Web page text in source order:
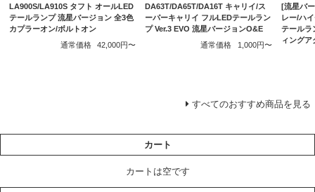
LA900S/LA910S タフト オールLED
テールランプ 流星バージョン 全3色
カプラーオン/ボルトオン
通常価格
42,000円〜
DA63T/DA65T/DA16T キャリイ/ス
ーパーキャリイ フルLEDテールラン
プ Ver.3 EVO 流星バージョンO&E
通常価格
1,000円〜
[流星バ
レー/ハ
テールラ
ィングア
すべてのおすすめ商品を見る
カート
カートは空です